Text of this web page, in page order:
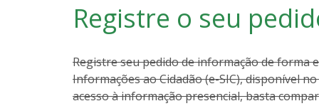
Registre o seu
Registre seu pedido de informação de forma
Informações ao Cidadão (e-SIC), disponível
acesso à informação presencial, basta